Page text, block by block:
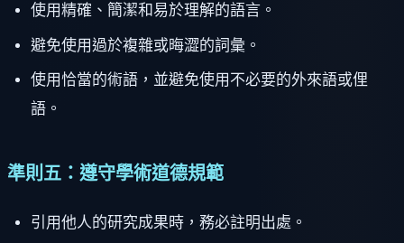
使用精確、簡潔和易於理解的語言。
避免使用過於複雜或晦澀的詞彙。
使用恰當的術語，並避免使用不必要的外來語或俚
語。
準則五：遵守學術道德規範
引用他人的研究成果時，務必註明出處。